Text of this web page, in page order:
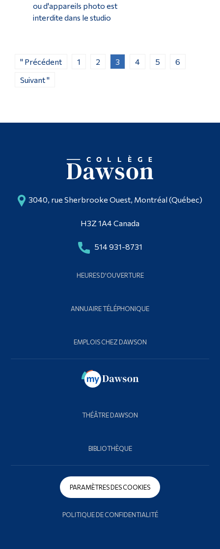
ou d'appareils photo est
interdite dans le studio
" Précédent 1 2 3 4 5
6
Suivant "
3040, rue Sherbrooke Ouest, Montréal (Québec)
H3Z 1A4 Canada
514 931-8731
HEURES D'OUVERTURE
ANNUAIRE TÉLÉPHONIQUE
EMPLOIS CHEZ DAWSON
THÉÂTRE DAWSON
BIBLIOTHÈQUE
PARAMÈTRES DES COOKIES
POLITIQUE DE CONFIDENTIALITÉ